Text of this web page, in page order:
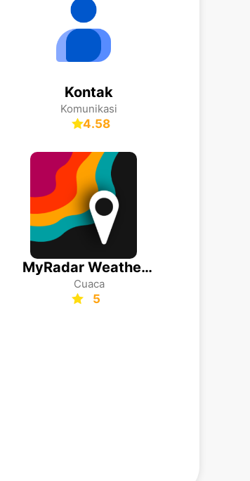
Kontak
Komunikasi
4.58
MyRadar Weather Radar
Cuaca
5